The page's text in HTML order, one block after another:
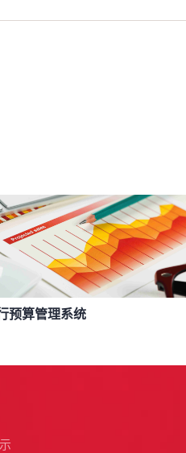
预算管理系统